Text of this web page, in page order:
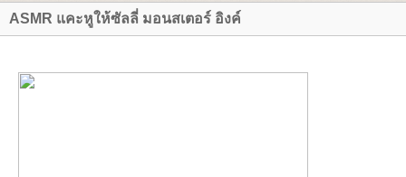
ASMR แคะหูให้ซัลลี่ มอนสเตอร์ อิงค์